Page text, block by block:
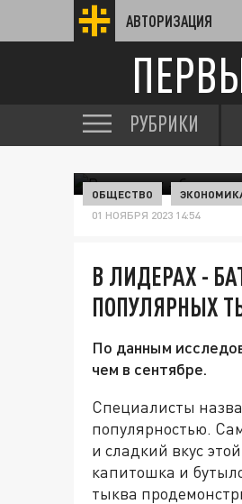
АВТОРИЗАЦИЯ
РУБРИКИ
ОБЩЕСТВО
01 НОЯБРЯ 2023 14:54
В ЛИДЕРАХ -
ПОПУЛЯРНЫХ
По данным
чем в сентябре.
Специалисты
популярностью.
и сладкий вкус
капитошка и
тыква